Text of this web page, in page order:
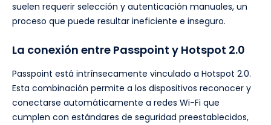
suelen requerir selección y autenticación manuales, un
proceso que puede resultar ineficiente e inseguro.
La conexión entre Passpoint y Hotspot 2.0
Passpoint está intrínsecamente vinculado a Hotspot 2.0.
Esta combinación permite a los dispositivos reconocer y
conectarse automáticamente a redes Wi-Fi que
cumplen con estándares de seguridad preestablecidos,